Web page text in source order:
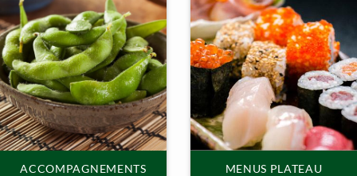
ACCOMPAGNEMENTS MENUS PLATEAU